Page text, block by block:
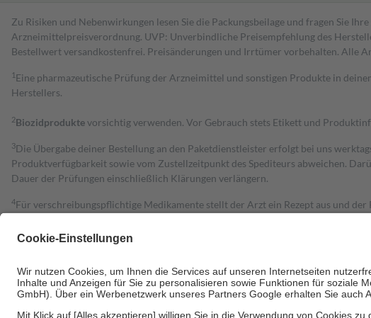
Zu Risiken und Nebenwirkungen lesen Sie die Packungsbeilage und fragen Sie
Arzneimittelpreisverordnung. UVP: Unverbindliche Preisempfehlung des
Bestell­wert versand­kosten­frei. Preisänderungen und Irrtümer vorbehalten. Alle
1 Eine pharmazeutische Prüfung der Arzneimittel und sonstigen Produkte in
Herstellers.
2Biozidproduktevorsichtig verwenden. Vor Gebrauch stets Etikett und
3Die Übergabe deiner Bestellung an den Paketdienstleister erfolgt bei uns
Produktverfügbarkeit sowie vom Zustellzeitpunkt des Spediteurs abweichen.
Dauer der Prüfungen einschließlich Klärungen verlängern.
4Für verschreibungspflichtige Medikamente stellt der Arzt ein Rezept aus und
Grundsätzlich leisten Mitglieder Zuzahlungen in Höhe von zehn Prozent des
Bei Heilmitteln und häuslicher Krankenpflege beträgt die Zuzahlung zehn
Um das Engagement der Versicherten für ihre eigene Gesundheit zu stärken